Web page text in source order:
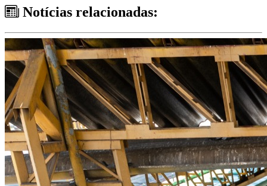
Notícias relacionadas: